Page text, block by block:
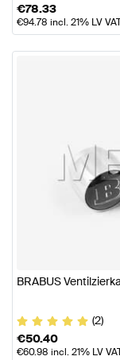
€78.33
€94.78 incl. 21% LV
BRABUS
(2)
€50.40
€60.98 incl. 21% LV